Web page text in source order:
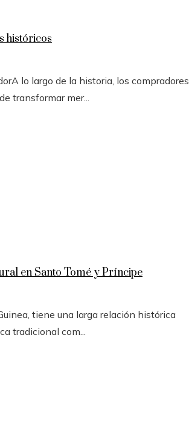
históricos
lo largo de la historia, los compradores
transformar mer...
en Santo Tomé y Príncipe
tiene una larga relación histórica
tradicional com...